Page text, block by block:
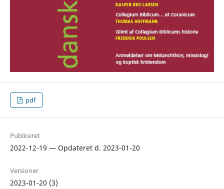
pdf
Publiceret
2022-12-19 — Opdateret d. 2023-01-20
Versioner
2023-01-20 (3)